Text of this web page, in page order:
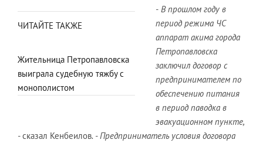
ЧИТАЙТЕ ТАКЖЕ
Жительница Петропавловска
выиграла судебную тяжбу с
монополистом
- В прошлом году в
период режима ЧС
аппарат акима города
Петропавловска
заключил договор с
предпринимателем по
обеспечению питания
в период паводка в
эвакуационном пункте,
-сказал Кенбеилов. - Предприниматель условия договора